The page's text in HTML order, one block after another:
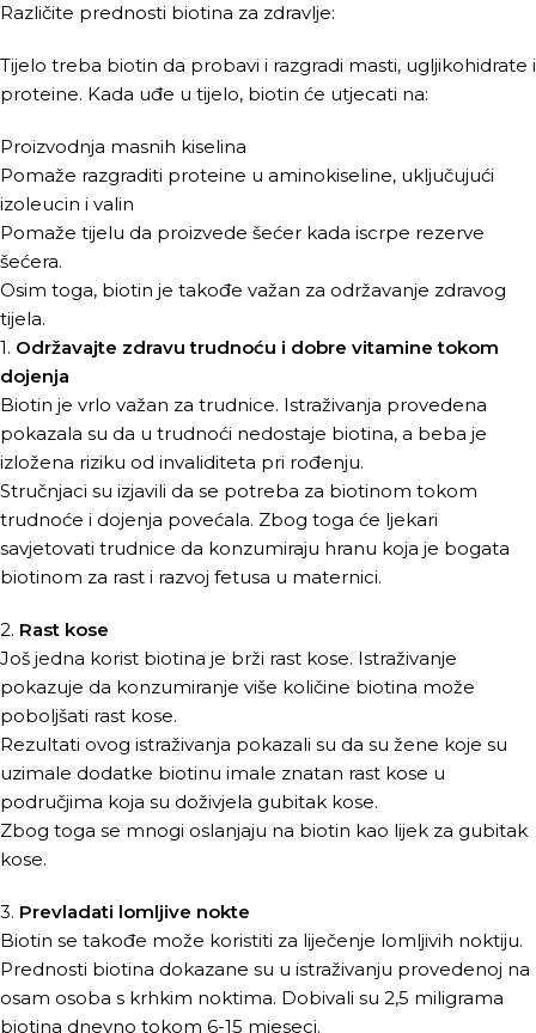
Različite prednosti biotina za zdravlje:
Tijelo treba biotin da probavi i razgradi masti, ugljikohidrate i
proteine. Kada uđe u tijelo, biotin će utjecati na:
Proizvodnja masnih kiselina
Pomaže razgraditi proteine u aminokiseline, uključujući
izoleucin i valin
Pomaže tijelu da proizvede šećer kada iscrpe rezerve
šećera.
Osim toga, biotin je takođe važan za održavanje zdravog
tijela.
1. Održavajte zdravu trudnoću i dobre vitamine tokom
dojenja
Biotin je vrlo važan za trudnice. Istraživanja provedena
pokazala su da u trudnoći nedostaje biotina, a beba je
izložena riziku od invaliditeta pri rođenju.
Stručnjaci su izjavili da se potreba za biotinom tokom
trudnoće i dojenja povećala. Zbog toga će ljekari
savjetovati trudnice da konzumiraju hranu koja je bogata
biotinom za rast i razvoj fetusa u maternici.
2. Rast kose
Još jedna korist biotina je brži rast kose. Istraživanje
pokazuje da konzumiranje više količine biotina može
poboljšati rast kose.
Rezultati ovog istraživanja pokazali su da su žene koje su
uzimale dodatke biotinu imale znatan rast kose u
područjima koja su doživjela gubitak kose.
Zbog toga se mnogi oslanjaju na biotin kao lijek za gubitak
kose.
3. Prevladati lomljive nokte
Biotin se takođe može koristiti za liječenje lomljivih noktiju.
Prednosti biotina dokazane su u istraživanju provedenoj na
osam osoba s krhkim noktima. Dobivali su 2,5 miligrama
biotina dnevno tokom 6-15 mjeseci.